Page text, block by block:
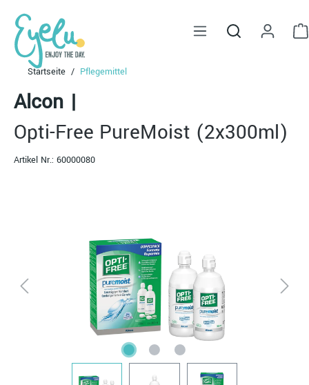
springen
Startseite Pflegemittel
Alcon |
Opti-Free PureMoist (2x300ml)
Artikel Nr.: 60000080